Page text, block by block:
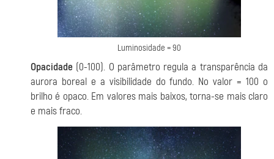
Luminosidade = 90
Opacidade (0-100). O parâmetro regula a transparência da
aurora boreal e a visibilidade do fundo. No valor = 100 o
brilho é opaco. Em valores mais baixos, torna-se mais claro
e mais fraco.